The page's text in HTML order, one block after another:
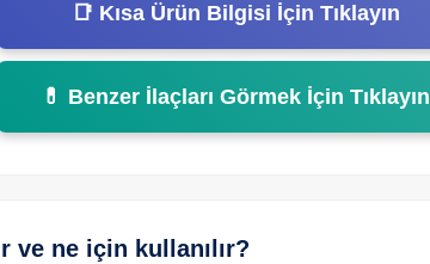
📑 Kısa Ürün Bilgisi İçin Tıklayın
💊 Benzer İlaçları Görmek İçin Tıklayın
ve ne için kullanılır?